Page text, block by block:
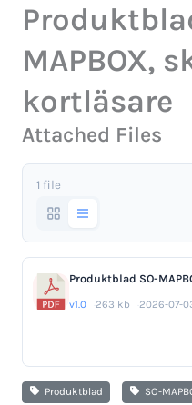
MAPBOX,
kortläsare
Attached Files
1 file
Produktblad SO-
v1.0 263 kb 2026-07-
Produktblad SO-